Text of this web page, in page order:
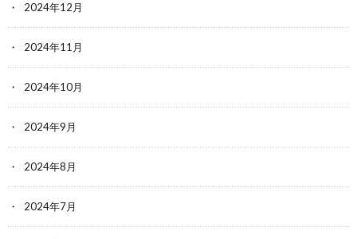
2024年12月
2024年11月
2024年10月
2024年9月
2024年8月
2024年7月